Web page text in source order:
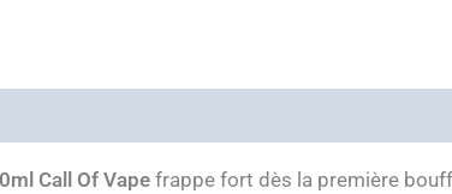
Call Of Vape frappe fort dès la première